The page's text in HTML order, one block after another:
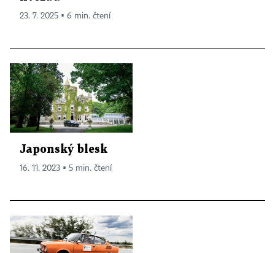
23. 7. 2025 ▪ 6 min. čtení
Japonský blesk
16. 11. 2023 ▪ 5 min. čtení